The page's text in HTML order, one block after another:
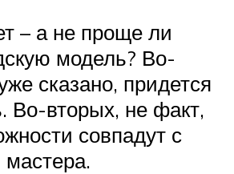
– а не проще ли
модель? Во-
сказано, придется
Во-вторых, не факт,
совпадут с